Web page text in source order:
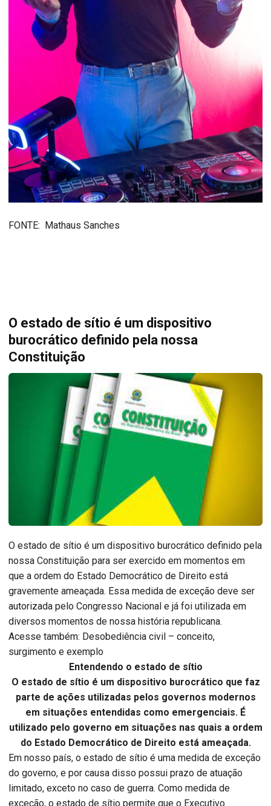
FONTE: Mathaus Sanches
O estado de sítio é um dispositivo
burocrático definido pela nossa
Constituição
O estado de sítio é um dispositivo burocrático definido pela
nossa Constituição para ser exercido em momentos em
que a ordem do Estado Democrático de Direito está
gravemente ameaçada. Essa medida de exceção deve ser
autorizada pelo Congresso Nacional e já foi utilizada em
diversos momentos de nossa história republicana.
Acesse também: Desobediência civil – conceito,
surgimento e exemplo
Entendendo o estado de sítio
O estado de sítio é um dispositivo burocrático que faz
parte de ações utilizadas pelos governos modernos
em situações entendidas como emergenciais. É
utilizado pelo governo em situações nas quais a ordem
do Estado Democrático de Direito está ameaçada.
Em nosso país, o estado de sítio é uma medida de exceção
do governo, e por causa disso possui prazo de atuação
limitado, exceto no caso de guerra. Como medida de
exceção, o estado de sítio permite que o Executivo